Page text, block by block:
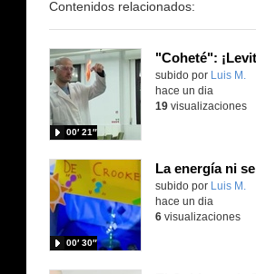
Contenidos relacionados:
Contenido educativo.
subido por Luis M.
00′ 21″
hace un dia
19visualizaciones
Contenido educativo.
subido por Luis M.
00′ 30″
hace un dia
6visualizaciones